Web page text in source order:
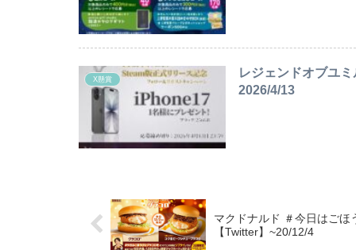
X懸賞
レジェンドオブユ
2026/4/13
マクドナルド ＃今日はご
【Twitter】~20/12/4